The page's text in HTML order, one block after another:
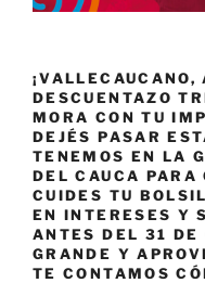
¡VALLECAUCANO,
DESCUENTAZO
MORA CON TU
DEJÉS PASAR
TENEMOS EN LA
DEL CAUCA PARA
CUIDES TU
EN INTERESES Y
ANTES DEL 31 DE
GRANDE Y
TE CONTAMOS